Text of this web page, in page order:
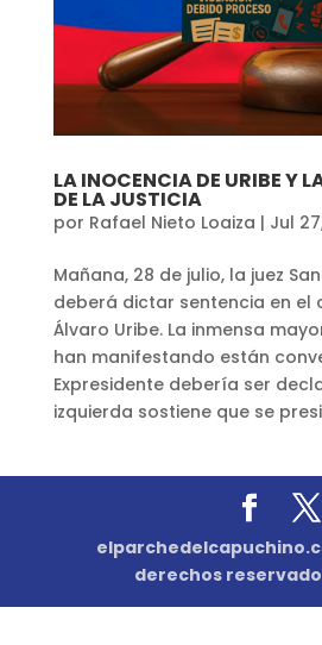
LA INOCENCIA DE URIBE Y
DE LA JUSTICIA
por Rafael Nieto Loaiza | Jul
Mañana, 28 de julio, la juez
deberá dictar sentencia en el
Álvaro Uribe. La inmensa
han manifestando están
Expresidente debería ser
izquierda sostiene que se
derechos